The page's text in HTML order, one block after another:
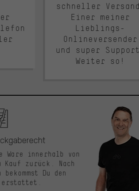
schneller
Einer meiner
Lieblings-
Onlineversender
und super
Weiter so!
Ware innerhalb von
Kauf zurück. Nach
Du den
erstattet.